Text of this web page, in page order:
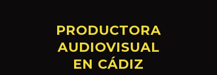
PRODUCTORA
AUDIOVISUAL
EN CÁDIZ